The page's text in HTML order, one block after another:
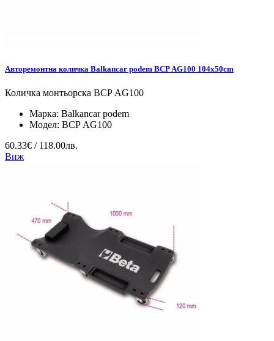
Авторемонтна количка Balkancar podem BCP АG100 104x50cm
Количка монтьорска BCP АG100
Марка: Balkancar podem
Модел: BCP АG100
60.33€ / 118.00лв.
Виж